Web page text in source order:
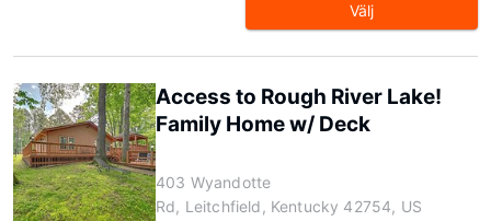
Välj
Access to Rough River Lake!
Family Home w/ Deck
403 Wyandotte
Rd, Leitchfield, Kentucky 42754, US